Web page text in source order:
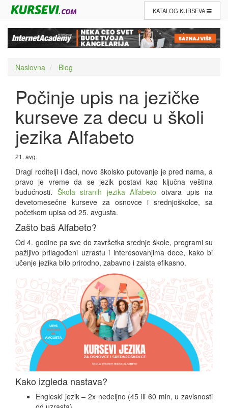
KATALOG KURSEVA
Naslovna Blog
Počinje upis na jezičke
kurseve za decu u školi
jezika Alfabeto
21. avg.
Dragi roditelji i đaci, novo školsko putovanje je pred nama, a
pravo je vreme da se jezik postavi kao ključna veština
budućnosti. Škola stranih jezika Alfabeto otvara upis na
devetomesečne kurseve za osnovce i srednjoškolce, sa
početkom upisa od 25. avgusta.
Zašto baš Alfabeto?
Od 4. godine pa sve do završetka srednje škole, programi su
pažljivo prilagođeni uzrastu i interesovanjima dece, kako bi
učenje jezika bilo prirodno, zabavno i zaista efikasno.
Kako izgleda nastava?
Engleski jezik – 2x nedeljno (45 ili 60 min, u zavisnosti